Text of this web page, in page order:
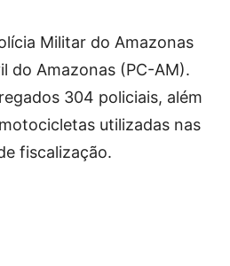
Militar do Amazonas
do Amazonas (PC-AM).
304 policiais, além
utilizadas nas
fiscalização.